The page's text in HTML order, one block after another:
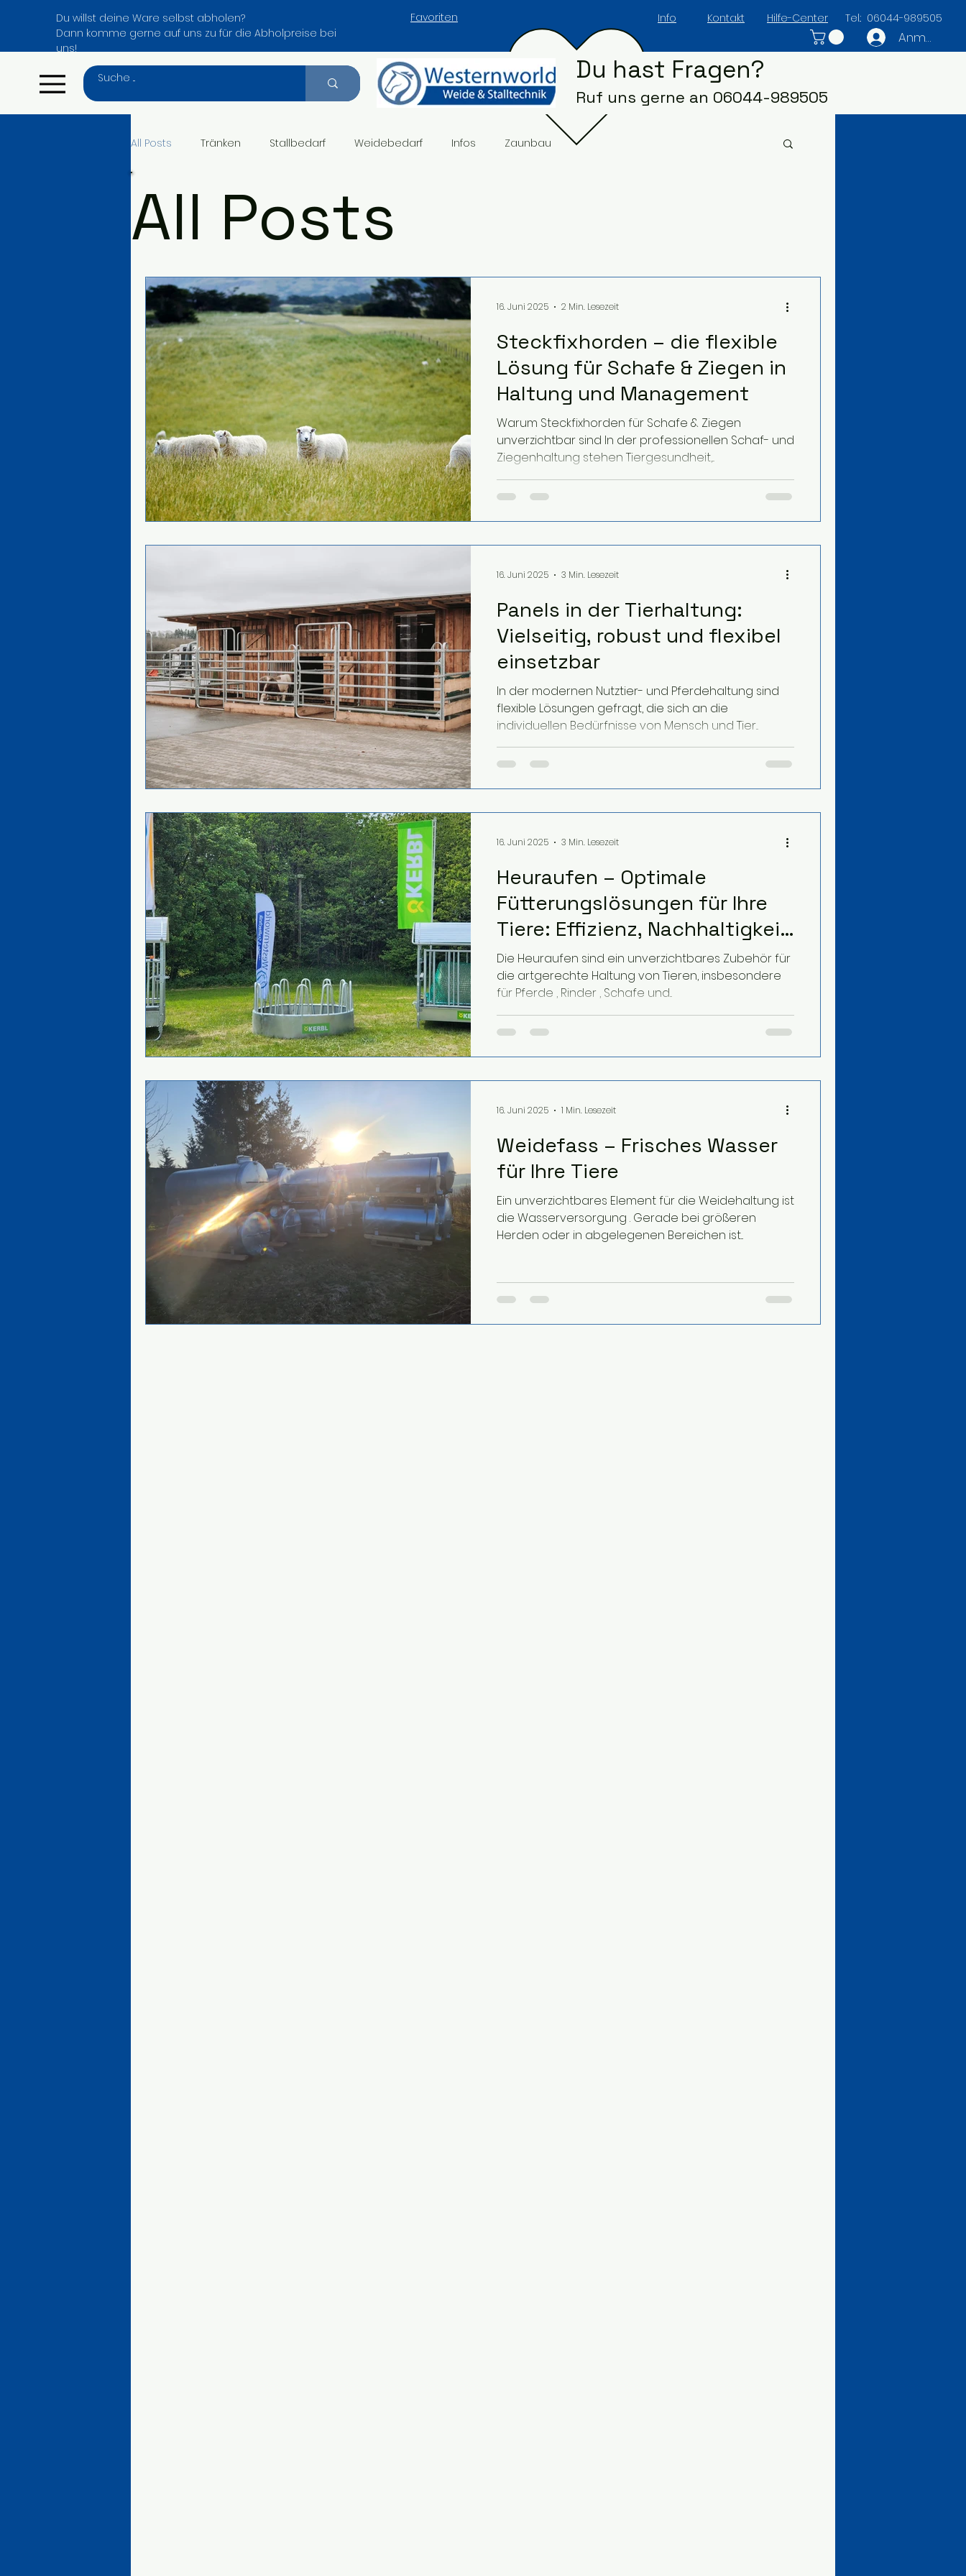
Du willst deine Ware selbst abholen?
Dann komme gerne auf uns zu für die Abholpreise bei
uns!
Favoriten Info Kontakt
Anmelden
Hilfe-Center Tel.: 06044-989505
Menu Du hast Fragen?
Ruf uns gerne an 06044-989505
All Posts Tränken Stallbedarf Weidebedarf Infos Zaunbau
All Posts
Steckfixhorden – die flexible
Lösung für Schafe & Ziegen in
Haltung und Management
Warum Steckfixhorden für Schafe & Ziegen
unverzichtbar sind In der professionellen Schaf- und
Ziegenhaltung stehen Tiergesundheit,...
16. Juni 2025 2 Min. Lesezeit
Panels in der Tierhaltung:
Vielseitig, robust und flexibel
einsetzbar
In der modernen Nutztier- und Pferdehaltung sind
flexible Lösungen gefragt, die sich an die
individuellen Bedürfnisse von Mensch und Tier...
16. Juni 2025 3 Min. Lesezeit
Heuraufen – Optimale
Fütterungslösungen für Ihre
Tiere: Effizienz, Nachhaltigkeit
und Komfort
Die Heuraufen sind ein unverzichtbares Zubehör für
die artgerechte Haltung von Tieren, insbesondere
für Pferde , Rinder , Schafe und...
16. Juni 2025 3 Min. Lesezeit
Weidefass – Frisches Wasser
für Ihre Tiere
Ein unverzichtbares Element für die Weidehaltung ist
die Wasserversorgung . Gerade bei größeren
Herden oder in abgelegenen Bereichen ist...
16. Juni 2025 1 Min. Lesezeit